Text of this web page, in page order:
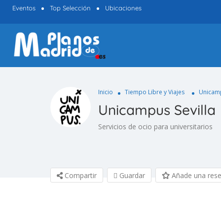
Eventos Top Selección Ubicaciones
Inicio Tiempo Libre y Viajes
Unicampus Sevilla
Servicios de ocio para universitarios
Compartir Guardar Añade una